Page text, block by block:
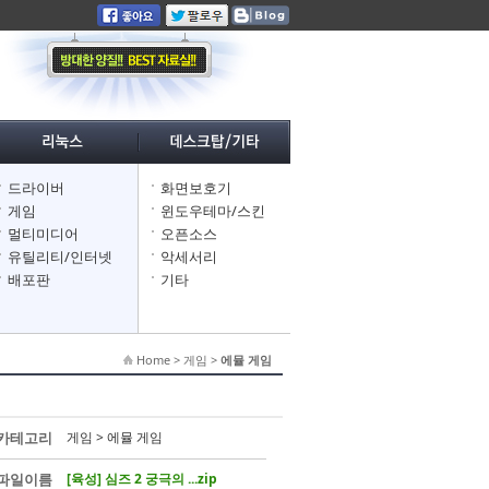
드라이버
게임
멀티미디어
유틸리티/인터넷
배포판
화면보호기
윈도우테마/스킨
오픈소스
악세서리
기타
Home > 게임 > 에뮬 게임
테고리 게임 > 에뮬 게임
일이름 [육성] 심즈 2 궁극의 ...zip